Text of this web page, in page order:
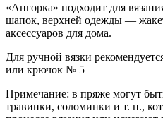
«Ангорка» подходит для
шапок, верхней одежды —
аксессуаров для дома.
Для ручной вязки
или крючок № 5
Примечание: в пряже могут
травинки, соломинки и т. п.,